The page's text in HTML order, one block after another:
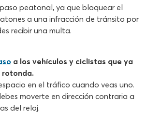
peatonal, ya que bloquear el
a una infracción de tránsito por
recibir una multa.
a los vehículos y ciclistas que ya
rotonda.
en el tráfico cuando veas uno.
moverte en dirección contraria a
del reloj.